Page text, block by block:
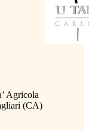
Agricola
(CA)